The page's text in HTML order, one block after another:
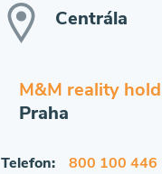
Centrála
M&M reality
Praha
Telefon:
800 100 446